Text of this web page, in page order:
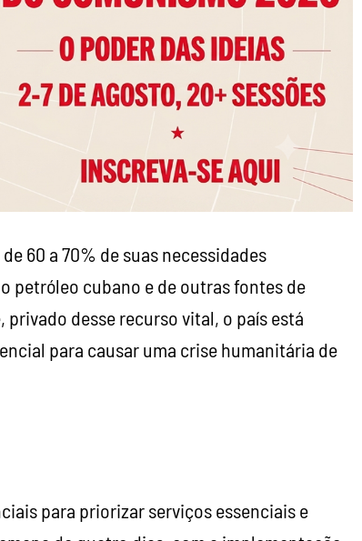
60 a 70% de suas necessidades
petróleo cubano e de outras fontes de
desse recurso vital, o país está
para causar uma crise humanitária de
para priorizar serviços essenciais e